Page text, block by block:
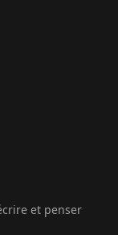
et penser